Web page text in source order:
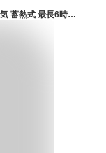
melket(メルケット) どうぶつ 湯たんぽ 充電式 電気 蓄熱式 最長6時間保温 柴犬(しばいぬ) PSE認証済み 過熱防止機能 可愛い ギフト プレゼント 冬 ヒーター お湯不要 ブラウン 茶しば 動物 アニマル